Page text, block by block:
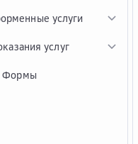
услуги
услуг
Формы